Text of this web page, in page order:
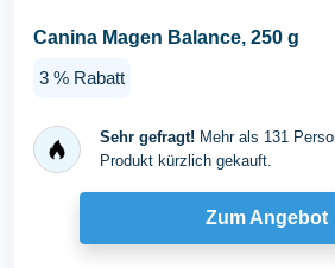
Canina Magen Balance, 250 g
3 % Rabatt
Sehr gefragt! Mehr als 131
Produkt kürzlich gekauft.
Zum Angebot